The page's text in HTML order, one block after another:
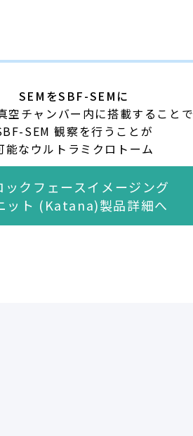
SEMをSBF-SEMに
空チャンバー内に搭載することで
SEM 観察を⾏うことが
能なウルトラミクロトーム
ックフェースイメージング
ット (Katana)製品詳細へ